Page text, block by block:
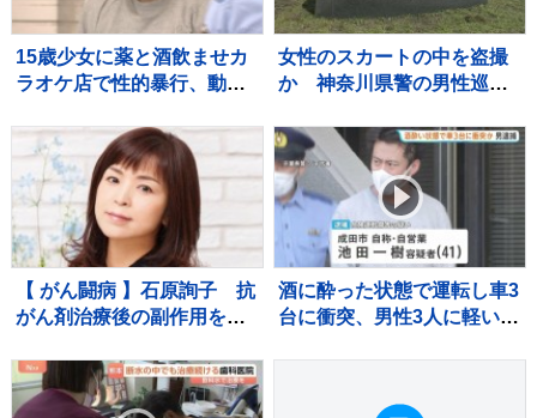
15歳少女に薬と酒飲ませカ
ラオケ店で性的暴行、動画
54歳男を再逮捕 これまで
にも同様の事件で2度逮捕
女性のスカートの中を盗撮
か 神奈川県警の男性巡査
「約2、3年前から盗撮」容
疑認める 男性は依願退職
【 がん闘病 】石原詢子 抗
がん剤治療後の副作用を吐
ては来てます」
酒に酔った状態で運転し車3
台に衝突、男性3人に軽いけ